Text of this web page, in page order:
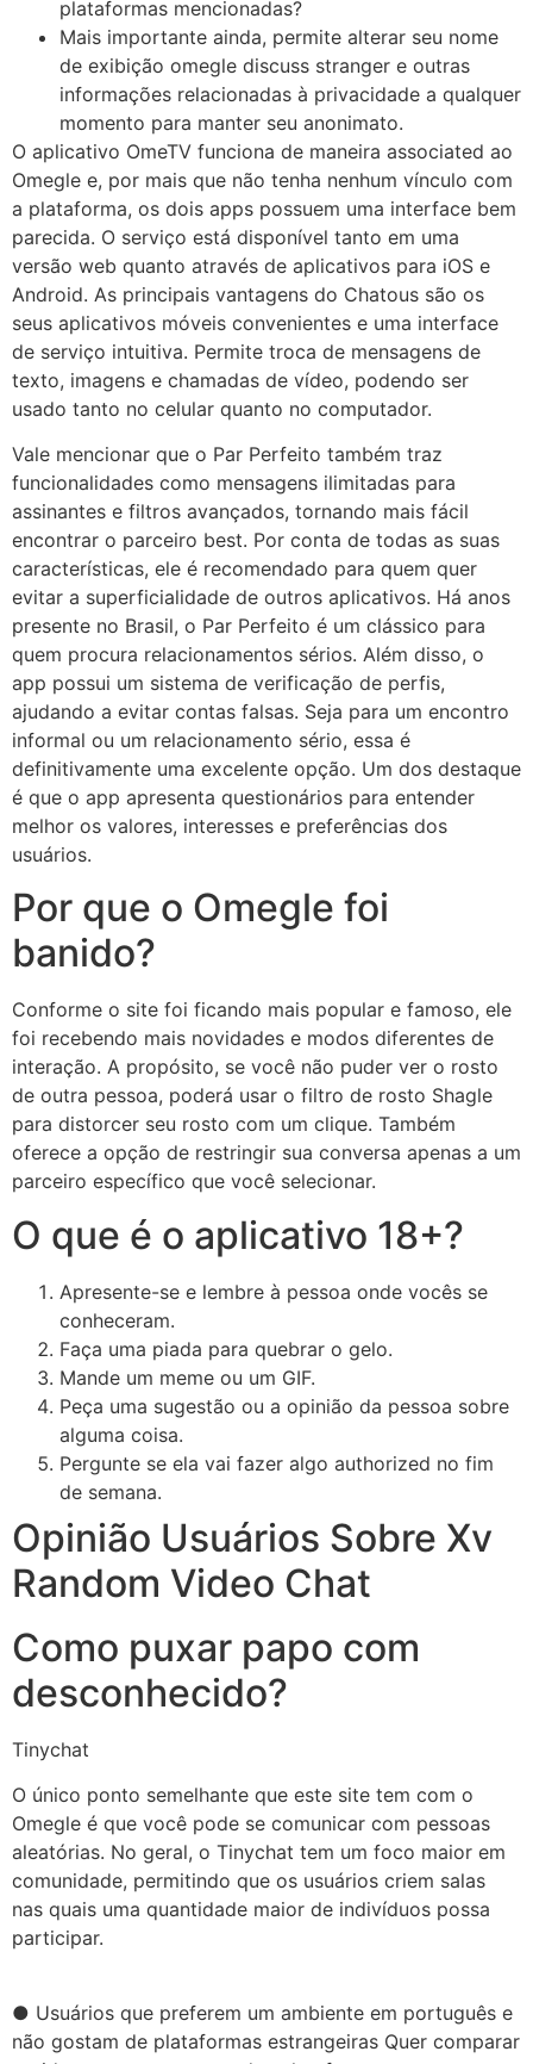
plataformas mencionadas?
Mais importante ainda, permite alterar seu nome
de exibição omegle discuss stranger e outras
informações relacionadas à privacidade a qualquer
momento para manter seu anonimato.
O aplicativo OmeTV funciona de maneira associated ao
Omegle e, por mais que não tenha nenhum vínculo com
a plataforma, os dois apps possuem uma interface bem
parecida. O serviço está disponível tanto em uma
versão web quanto através de aplicativos para iOS e
Android. As principais vantagens do Chatous são os
seus aplicativos móveis convenientes e uma interface
de serviço intuitiva. Permite troca de mensagens de
texto, imagens e chamadas de vídeo, podendo ser
usado tanto no celular quanto no computador.
Vale mencionar que o Par Perfeito também traz
funcionalidades como mensagens ilimitadas para
assinantes e filtros avançados, tornando mais fácil
encontrar o parceiro best. Por conta de todas as suas
características, ele é recomendado para quem quer
evitar a superficialidade de outros aplicativos. Há anos
presente no Brasil, o Par Perfeito é um clássico para
quem procura relacionamentos sérios. Além disso, o
app possui um sistema de verificação de perfis,
ajudando a evitar contas falsas. Seja para um encontro
informal ou um relacionamento sério, essa é
definitivamente uma excelente opção. Um dos destaque
é que o app apresenta questionários para entender
melhor os valores, interesses e preferências dos
usuários.
Por que o Omegle foi
banido?
Conforme o site foi ficando mais popular e famoso, ele
foi recebendo mais novidades e modos diferentes de
interação. A propósito, se você não puder ver o rosto
de outra pessoa, poderá usar o filtro de rosto Shagle
para distorcer seu rosto com um clique. Também
oferece a opção de restringir sua conversa apenas a um
parceiro específico que você selecionar.
O que é o aplicativo 18+?
Apresente-se e lembre à pessoa onde vocês se
conheceram.
Faça uma piada para quebrar o gelo.
Mande um meme ou um GIF.
Peça uma sugestão ou a opinião da pessoa sobre
alguma coisa.
Pergunte se ela vai fazer algo authorized no fim
de semana.
Opinião Usuários Sobre Xv
Random Video Chat
Como puxar papo com
desconhecido?
Tinychat
O único ponto semelhante que este site tem com o
Omegle é que você pode se comunicar com pessoas
aleatórias. No geral, o Tinychat tem um foco maior em
comunidade, permitindo que os usuários criem salas
nas quais uma quantidade maior de indivíduos possa
participar.
● Usuários que preferem um ambiente em português e
não gostam de plataformas estrangeiras Quer comparar